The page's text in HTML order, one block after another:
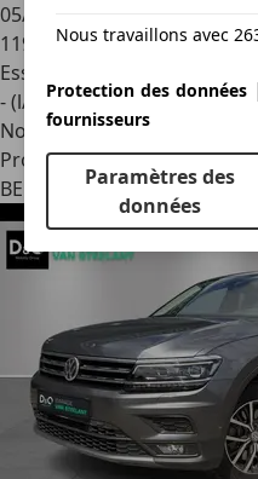
Nous travaillons avec
Protection des données |
fournisseurs
Paramètres des
données
05/2014
119 561 km
Essence
- (l/100 km)
Nouveau
Professionnel
BE 8000